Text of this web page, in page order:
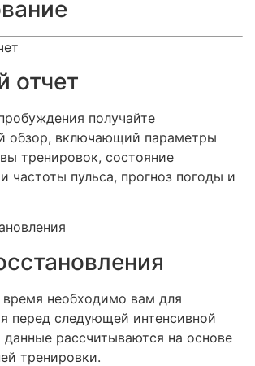
отчет
получайте
обзор, включающий параметры
тренировок, состояние
частоты пульса, прогноз погоды и
время необходимо вам для
перед следующей интенсивной
данные рассчитываются на основе
тренировки.